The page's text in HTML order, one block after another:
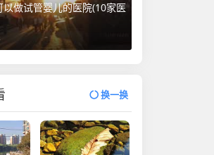
做试管婴儿的医院(10家医
换一换